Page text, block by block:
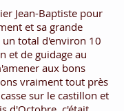
Jean-Baptiste pour
et sa grande
un total d'environ 10
et de guidage au
aux bons
vraiment tout près
sur le castillon et